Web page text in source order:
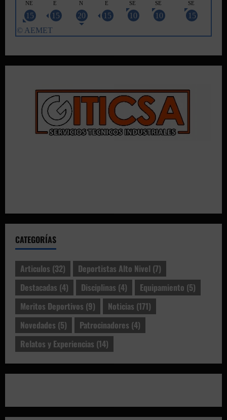
CATEGORÍAS
Articulos (32) Deportistas Alto Nivel (7)
Destacadas (4) Disciplinas (4) Equipamiento (5)
Meritos Deportivos (9) Noticias (171)
Novedades (5) Patrocinadores (4)
Relatos y Experiencias (14)